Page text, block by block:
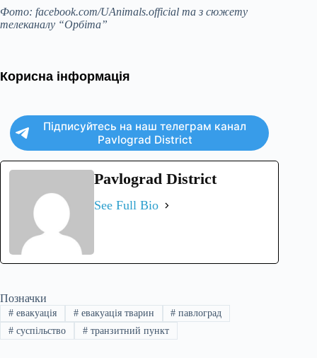
Фото: facebook.com/UAnimals.official та з сюжету
телеканалу “Орбіта”
Корисна інформація
Підписуйтесь на наш телеграм канал
Pavlograd District
Pavlograd District
See Full Bio
Позначки
#евакуація #евакуація тварин # павлоград
#суспільство #транзитний пункт